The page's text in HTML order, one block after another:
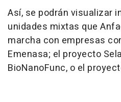
Así, se podrán visualizar
unidades mixtas que
marcha con empresas
Emenasa; el proyecto
BioNanoFunc, o el